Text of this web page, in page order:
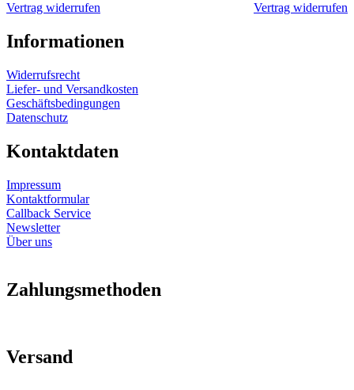
Vertrag widerrufen
Vertrag widerrufen
Informationen
Widerrufsrecht
Liefer- und Versandkosten
Geschäftsbedingungen
Datenschutz
Kontaktdaten
Impressum
Kontaktformular
Callback Service
Newsletter
Über uns
Zahlungsmethoden
Versand